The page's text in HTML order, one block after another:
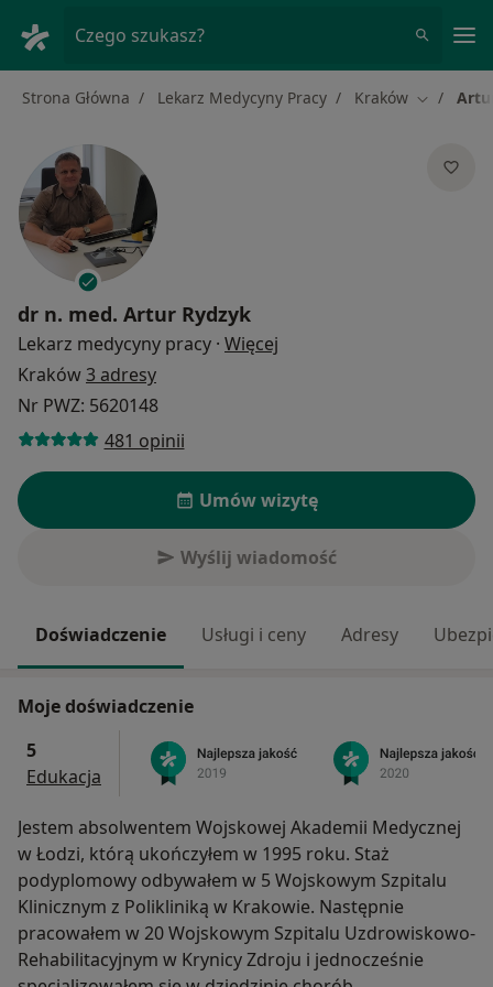
Czego szukasz?
Strona Główna Lekarz Medycyny Pracy Kraków Zmień
dr n. med. Artur Rydzyk
Lekarz medycyny pracy · Więcej
Kraków3 adresy
Nr PWZ: 5620148
481 opinii
Umów wizytę
Wyślij wiadomość
Doświadczenie Usługi i ceny Adresy
Moje doświadczenie
5
Edukacja
Jestem absolwentem Wojskowej Akademii Medycznej
w Łodzi, którą ukończyłem w 1995 roku. Staż
podyplomowy odbywałem w 5 Wojskowym Szpitalu
Klinicznym z Polikliniką w Krakowie. Następnie
pracowałem w 20 Wojskowym Szpitalu Uzdrowiskowo-
Rehabilitacyjnym w Krynicy Zdroju i jednocześnie